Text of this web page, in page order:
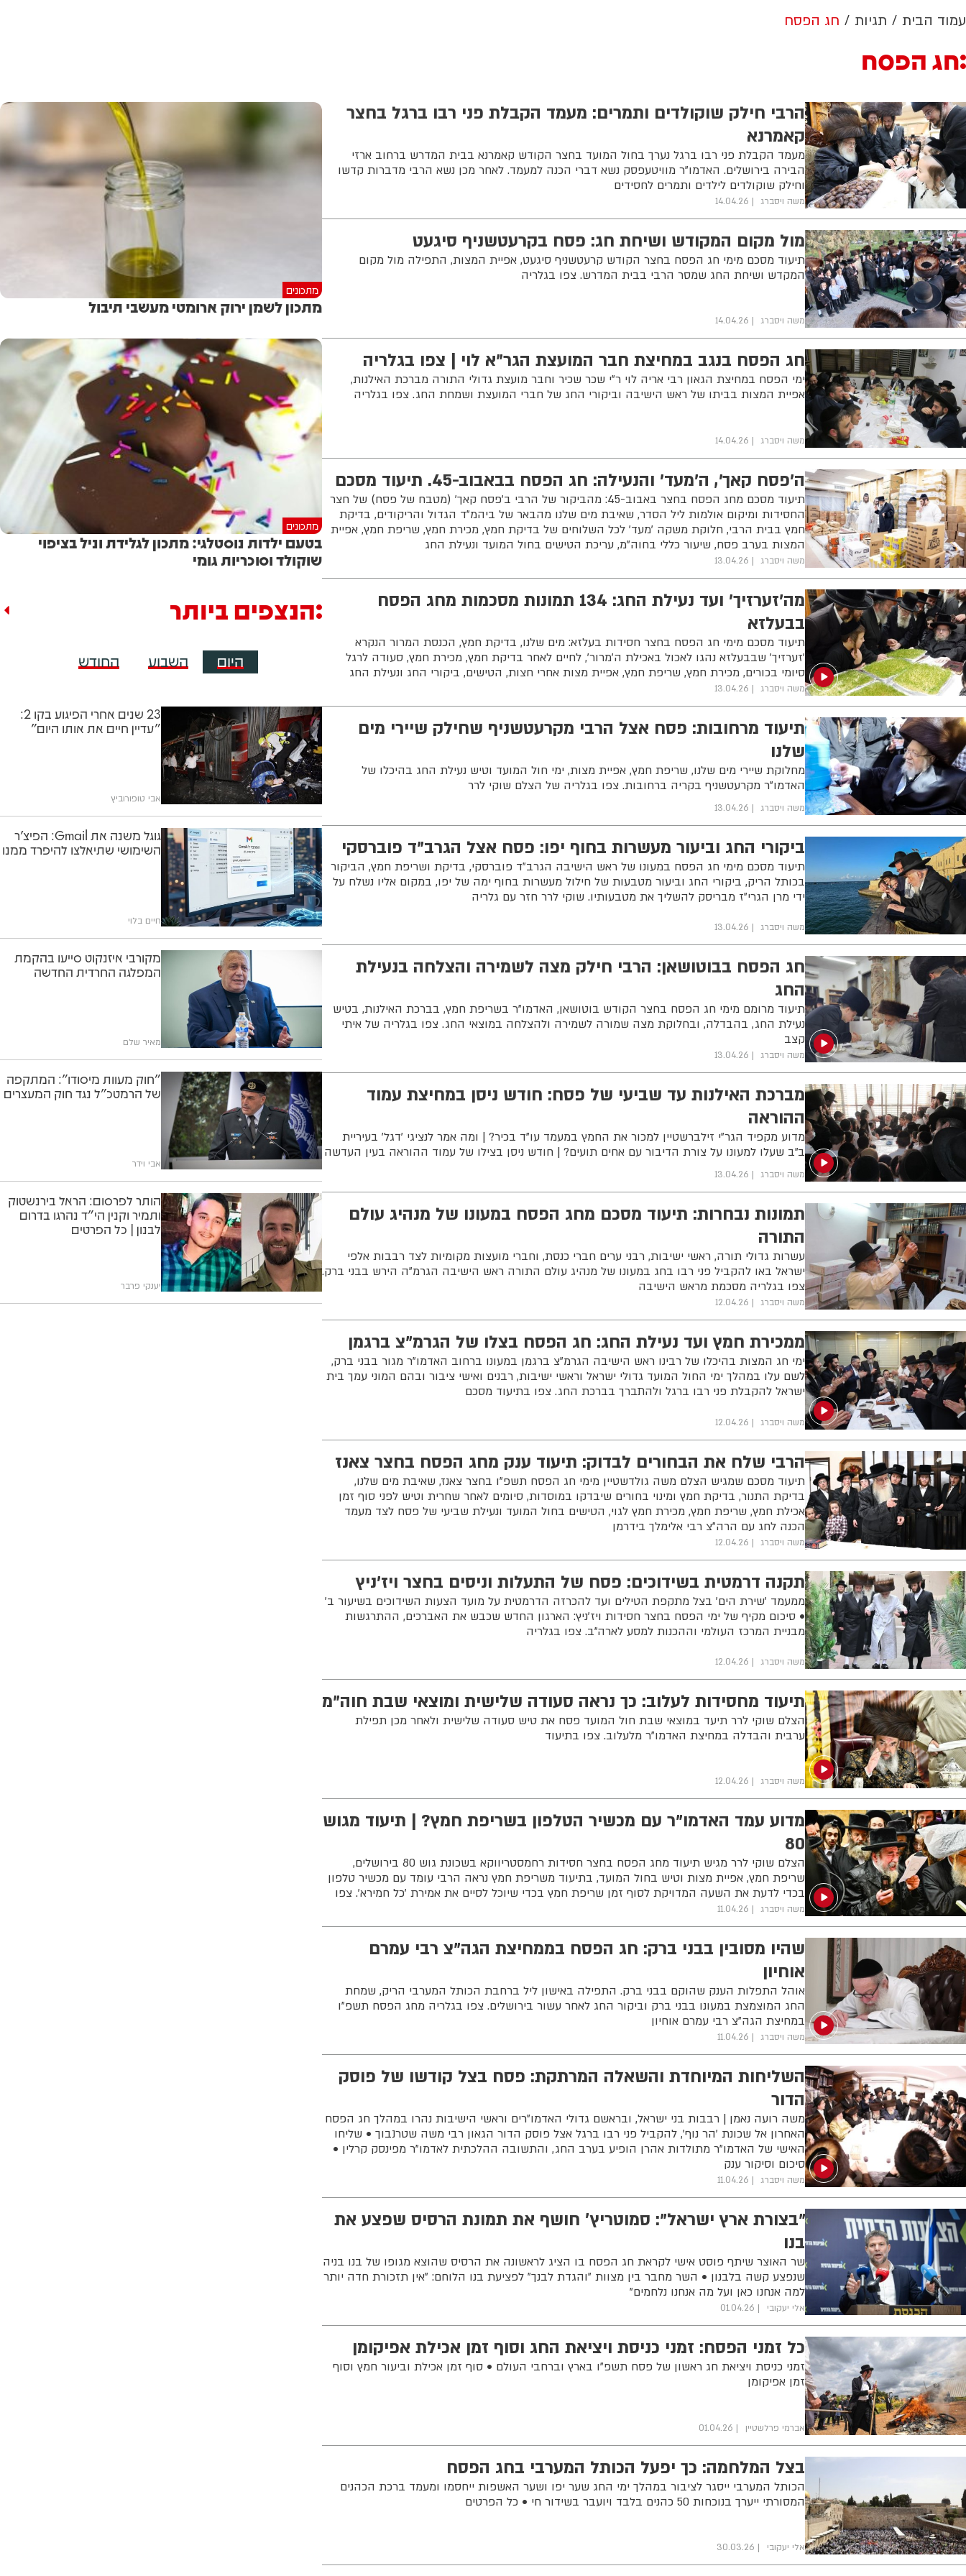
עמוד הבית תגיות חג הפסח
חג הפסח
הרבי חילק שוקולדים ותמרים: מעמד הקבלת פני רבו ברגל בחצר
קאמרנא
מעמד הקבלת פני רבו ברגל נערך בחול המועד בחצר הקודש קאמרנא בבית המדרש ברחוב ארזי
הבירה בירושלים. האדמו"ר מוויטעפסק נשא דברי הכנה למעמד. לאחר מכן נשא הרבי מדברות קדשו
וחילק שוקולדים לילדים ותמרים לחסידים
משה ויסברג 14.04.26
מול מקום המקודש ושיחת חג: פסח בקרעטשניף סיגעט
תיעוד מסכם מימי חג הפסח בחצר הקודש קרעטשניף סיגעט, אפיית המצות, התפילה מול מקום
המקדש ושיחת החג שמסר הרבי בבית המדרש. צפו בגלריה
משה ויסברג 14.04.26
חג הפסח בנגב במחיצת חבר המועצת הגר"א לוי | צפו בגלריה
ימי הפסח במחיצת הגאון רבי אריה לוי ר"י שכר שכיר וחבר מועצת גדולי התורה מברכת האילנות,
אפיית המצות בביתו של ראש הישיבה וביקורי החג של חברי המועצת ושמחת החג. צפו בגלריה
משה ויסברג 14.04.26
ה'פסח קאך', ה'מעד' והנעילה: חג הפסח בבאבוב-45. תיעוד מסכם
תיעוד מסכם מחג הפסח בחצר באבוב-45: מהביקור של הרבי ב'פסח קאך' (מטבח של פסח) של חצר
החסידות ומיקום אולמות ליל הסדר, שאיבת מים שלנו מהבאר של ביהמ"ד הגדול והריקודים, בדיקת
חמץ בבית הרבי, חלוקת משקה 'מעד' לכל השלוחים של בדיקת חמץ, מכירת חמץ, שריפת חמץ, אפיית
המצות בערב פסח, שיעור כללי בחוה"מ, עריכת הטישים בחול המועד ונעילת החג
משה ויסברג 13.04.26
מה'זערזיך' ועד נעילת החג: 134 תמונות מסכמות מחג הפסח
בבעלזא
תיעוד מסכם מימי חג הפסח בחצר חסידות בעלזא: מים שלנו, בדיקת חמץ, הכנסת המרור הנקרא
'זערזיך' שבבעלזא נהגו לאכול באכילת ה'מרור', לחיים לאחר בדיקת חמץ, מכירת חמץ, סעודה לרגל
סיומי בכורים, מכירת חמץ, שריפת חמץ, אפיית מצות אחרי חצות, הטישים, ביקורי החג ונעילת החג
משה ויסברג 13.04.26
תיעוד מרחובות: פסח אצל הרבי מקרעטשניף שחילק שיירי מים
שלנו
מחלוקת שיירי מים שלנו, שריפת חמץ, אפיית מצות, ימי חול המועד וטיש נעילת החג בהיכלו של
האדמו"ר מקרעטשניף בקריה ברחובות. צפו בגלריה של הצלם שוקי לרר
משה ויסברג 13.04.26
ביקורי החג וביעור מעשרות בחוף יפו: פסח אצל הגרב"ד פוברסקי
תיעוד מסכם מימי חג הפסח במעונו של ראש הישיבה הגרב"ד פוברסקי, בדיקת ושריפת חמץ, הביקור
בכותל הריק, ביקורי החג וביעור מטבעות של חילול מעשרות בחוף ימה של יפו, במקום אליו נשלח על
ידי מרן הגרי"ז מבריסק להשליך את מטבעותיו. שוקי לרר חזר עם גלריה
משה ויסברג 13.04.26
חג הפסח בבוטושאן: הרבי חילק מצה לשמירה והצלחה בנעילת
החג
תיעוד מרומם מימי חג הפסח בחצר הקודש בוטושאן, האדמו"ר בשריפת חמץ, בברכת האילנות, בטיש
נעילת החג, בהבדלה, ובחלוקת מצה שמורה לשמירה ולהצלחה במוצאי החג. צפו בגלריה של איתי
קצב
משה ויסברג 13.04.26
מברכת האילנות עד שביעי של פסח: חודש ניסן במחיצת עמוד
ההוראה
מדוע מקפיד הגר"י זילברשטיין למכור את החמץ במעמד עו"ד בכיר? | ומה אמר לנציגי 'דגל' בעיריית
ב"ב שעלו למעונו על צורת הדיבור עם אחים תועים? | חודש ניסן בצילו של עמוד ההוראה בעין העדשה
משה ויסברג 13.04.26
תמונות נבחרות: תיעוד מסכם מחג הפסח במעונו של מנהיג עולם
התורה
עשרות גדולי תורה, ראשי ישיבות, רבני ערים חברי כנסת, וחברי מועצות מקומיות לצד רבבות אלפי
ישראל באו להקביל פני רבו בחג במעונו של מנהיג עולם התורה ראש הישיבה הגרמ"ה הירש בבני ברק.
צפו בגלריה מסכמת מראש הישיבה
משה ויסברג 12.04.26
ממכירת חמץ ועד נעילת החג: חג הפסח בצלו של הגרמ"צ ברגמן
ימי חג המצות בהיכלו של רבינו ראש הישיבה הגרמ"צ ברגמן במעונו ברחוב האדמו"ר מגור בבני ברק,
לשם עלו במהלך ימי החול המועד גדולי ישראל וראשי ישיבות, רבנים ואישי ציבור ובהם המוני עמך בית
ישראל להקבלת פני רבו ברגל ולהתברך בברכת החג. צפו בתיעוד מסכם
משה ויסברג 12.04.26
הרבי שלח את הבחורים לבדוק: תיעוד ענק מחג הפסח בחצר צאנז
תיעוד מסכם שמגיש הצלם משה גולדשטיין מימי חג הפסח תשפ"ו בחצר צאנז, שאיבת מים שלנו,
בדיקת התנור, בדיקת חמץ ומינוי בחורים שיבדקו במוסדות, סיומים לאחר שחרית וטיש לפני סוף זמן
אכילת חמץ, שריפת חמץ, מכירת חמץ לגוי, הטישים בחול המועד ונעילת שביעי של פסח לצד מעמד
הכנה לחג עם הרה"צ רבי אלימלך בידרמן
משה ויסברג 12.04.26
תקנה דרמטית בשידוכים: פסח של התעלות וניסים בחצר ויז'ניץ
ממעמד 'שירת הים' בצל מתקפת הטילים ועד להכרזה הדרמטית על מועד הצעות השידוכים בשיעור ב'
• סיכום מקיף של ימי הפסח בחצר חסידות ויז'ניץ: הארגון החדש שכבש את האברכים, ההתרגשות
מבניית המרכז העולמי וההכנות למסע לארה"ב. צפו בגלריה
משה ויסברג 12.04.26
תיעוד מחסידות לעלוב: כך נראה סעודה שלישית ומוצאי שבת חוה"מ
הצלם שוקי לרר תיעד במוצאי שבת חול המועד פסח את טיש סעודה שלישית ולאחר מכן תפילת
ערבית והבדלה במחיצת האדמו"ר מלעלוב. צפו בתיעוד
משה ויסברג 12.04.26
מדוע עמד האדמו"ר עם מכשיר הטלפון בשריפת חמץ? | תיעוד מגוש
80
הצלם שוקי לרר מגיש תיעוד מחג הפסח בחצר חסידות רחמסטריווקא בשכונת גוש 80 בירושלים,
שריפת חמץ, אפיית מצות וטיש בחול המועד, בתיעוד משריפת חמץ נראה הרבי עומד עם מכשיר טלפון
בכדי לדעת את השעה המדויקת לסוף זמן שריפת חמץ בכדי שיוכל לסיים את אמירת 'כל חמירא'. צפו
משה ויסברג 11.04.26
שהיו מסובין בבני ברק: חג הפסח בממחיצת הגה"צ רבי עמרם
אוחיון
אוהל התפלות הענק שהוקם בבני ברק. התפילה באישון ליל ברחבת הכותל המערבי הריק, שמחת
החג המוצמצת במעונו בבני ברק וביקור החג לאחר עשור בירושלים. צפו בגלריה מחג הפסח תשפ"ו
במחיצת הגה"צ רבי עמרם אוחיון
משה ויסברג 11.04.26
השליחות המיוחדת והשאלה המרתקת: פסח בצל קודשו של פוסק
הדור
משה רועה נאמן | רבבות בני ישראל, ובראשם גדולי האדמו"רים וראשי הישיבות נהרו במהלך חג הפסח
האחרון אל שכונת 'הר נוף', להקביל פני רבו ברגל אצל פוסק הדור הגאון רבי משה שטרנבוך • שליחו
האישי של האדמו"ר מתולדות אהרן הופיע בערב החג, והתשובה ההלכתית לאדמו"ר מפינסק קרלין •
סיכום וסיקור ענק
משה ויסברג 11.04.26
"בצורת ארץ ישראל": סמוטריץ׳ חושף את תמונת הרסיס שפצע את
בנו
שר האוצר שיתף פוסט אישי לקראת חג הפסח בו הציג לראשונה את הרסיס שהוצא מגופו של בנו בניה
שנפצע קשה בלבנון • השר מחבר בין מצוות "והגדת לבנך" לפציעת בנו הלוחם: "אין תזכורת חדה יותר
למה אנחנו כאן ועל מה אנחנו נלחמים"
אלי יעקובי 01.04.26
כל זמני הפסח: זמני כניסת ויציאת החג וסוף זמן אכילת אפיקומן
זמני כניסת ויציאת חג ראשון של פסח תשפ"ו בארץ וברחבי העולם • סוף זמן אכילת וביעור חמץ וסוף
זמן אפיקומן
אברמי פרלשטיין 01.04.26
בצל המלחמה: כך יפעל הכותל המערבי בחג הפסח
הכותל המערבי ייסגר לציבור במהלך ימי החג שער יפו ושער האשפות ייחסמו ומעמד ברכת הכהנים
המסורתי ייערך בנוכחות 50 כהנים בלבד ויועבר בשידור חי • כל הפרטים
אלי יעקובי 30.03.26
מתכונים
מתכון לשמן ירוק ארומטי מעשבי תיבול
מתכונים
בטעם ילדות נוסטלגי: מתכון לגלידת וניל בציפוי
שוקולד וסוכריות גומי
הנצפים ביותר
היום השבוע החודש
23 שנים אחרי הפיגוע בקו 2:
"עדיין חיים את אותו היום"
אבי טופורוביץ
גוגל משנה את Gmail: הפיצ'ר
השימושי שתיאלצו להיפרד ממנו
חיים בלוי
מקורבי איזנקוט סייעו בהקמת
המפלגה החרדית החדשה
מאיר שלם
"חוק מעוות מיסודו": המתקפה
של הרמטכ"ל נגד חוק המעצרים
אבי וידר
הותר לפרסום: הראל בירנשטוק
ותמיר וקנין הי"ד נהרגו בדרום
לבנון | כל הפרטים
יענקי פרבר